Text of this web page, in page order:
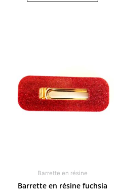
Barrette en résine
Barrette en résine fuchsia